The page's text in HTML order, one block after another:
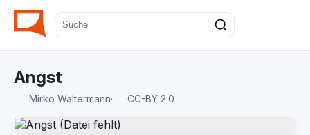
Angst
Mirko Waltermann· CC-BY 2.0